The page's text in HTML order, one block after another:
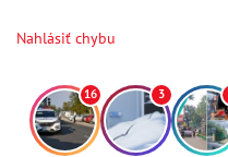
Nahlásiť chybu
16 3